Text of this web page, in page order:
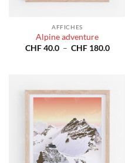
AFFICHES
Alpine adventure
CHF40.0 – CHF180.0Plage